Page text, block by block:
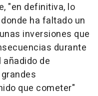
"en definitiva, lo
ha faltado un
inversiones que
durante
de
que cometer"